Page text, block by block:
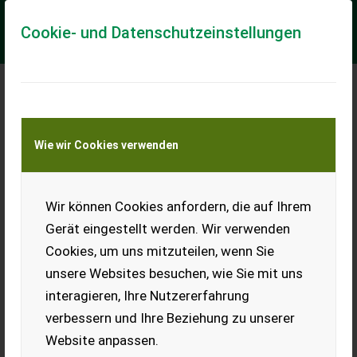
Cookie- und Datenschutzeinstellungen
Wie wir Cookies verwenden
Wir können Cookies anfordern, die auf Ihrem
Gerät eingestellt werden. Wir verwenden
Cookies, um uns mitzuteilen, wenn Sie
unsere Websites besuchen, wie Sie mit uns
interagieren, Ihre Nutzererfahrung
verbessern und Ihre Beziehung zu unserer
Website anpassen.
Meine Transportkostenanfrage
Transport von Land- und Baumaschinen –
KEINE Tiertransporte
Yamaha XT500
einigen Ersatzteilen zu
verkaufen. Service wurde
gerade gemacht.
EUR 0